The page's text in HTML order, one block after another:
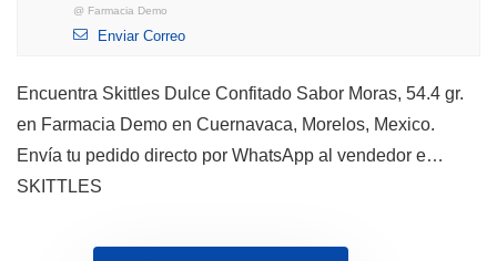
@ Farmacia Demo
Enviar Correo
Encuentra Skittles Dulce Confitado Sabor Moras, 54.4 gr.
en Farmacia Demo en Cuernavaca, Morelos, Mexico.
Envía tu pedido directo por WhatsApp al vendedor e…
SKITTLES